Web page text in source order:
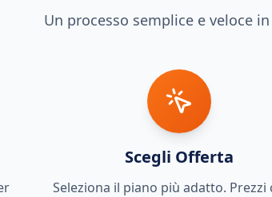
Un processo semplice e veloce
Scegli Offerta
Seleziona il piano più adatto. Prezzi